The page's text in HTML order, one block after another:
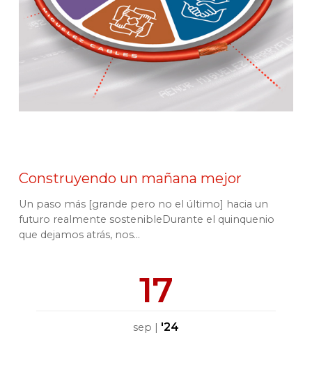
Construyendo un mañana mejor
Un paso más [grande pero no el último] hacia un
futuro realmente sostenibleDurante el quinquenio
que dejamos atrás, nos...
17
sep | '24